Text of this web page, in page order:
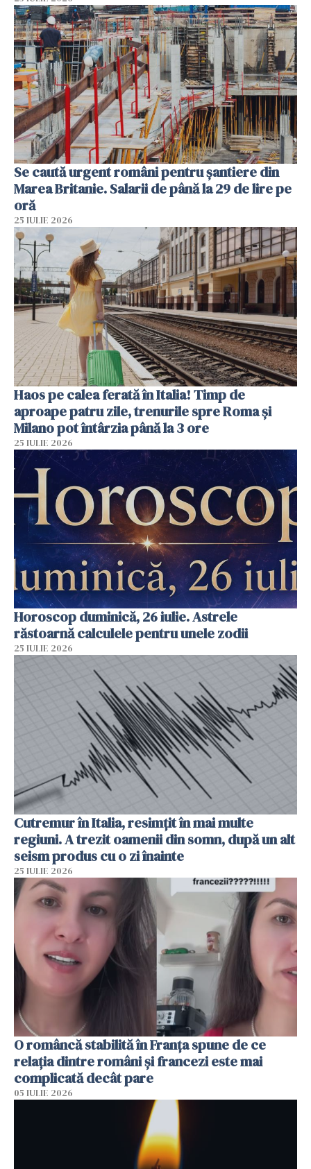
Se caută urgent români pentru șantiere din
Marea Britanie. Salarii de până la 29 de lire pe
oră
25 IULIE 2026
Haos pe calea ferată în Italia! Timp de
aproape patru zile, trenurile spre Roma și
Milano pot întârzia până la 3 ore
25 IULIE 2026
Horoscop duminică, 26 iulie. Astrele
răstoarnă calculele pentru unele zodii
25 IULIE 2026
Cutremur în Italia, resimțit în mai multe
regiuni. A trezit oamenii din somn, după un alt
seism produs cu o zi înainte
25 IULIE 2026
O româncă stabilită în Franța spune de ce
relația dintre români și francezi este mai
complicată decât pare
05 IULIE 2026